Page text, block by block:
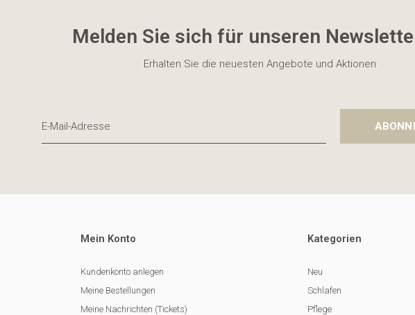
Melden Sie sich für unseren
Erhalten Sie die neuesten Angebote und Aktionen
Mein Konto
Kundenkonto anlegen
Meine Bestellungen
Meine Nachrichten (Tickets)
Kategorien
Neu
Schlafen
Pflege